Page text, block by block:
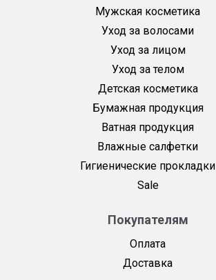
Мужская косметика
Уход за волосами
Уход за лицом
Уход за телом
Детская косметика
Бумажная продукция
Ватная продукция
Влажные салфетки
Гигиенические прокладки
Sale
Покупателям
Оплата
Доставка